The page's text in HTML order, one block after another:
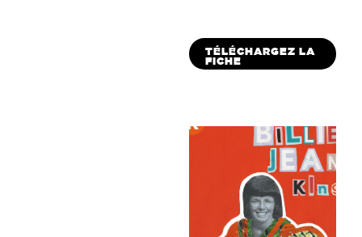
TÉLÉCHARGEZ LA
FICHE